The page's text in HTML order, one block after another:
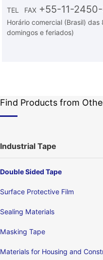
TEL FAX +55-11-
Horário comercial (Brasil)
domingos e feriados)
Find Products from
Industrial Tape
Double Sided Tape
Surface Protective Film
Sealing Materials
Masking Tape
Materials for Housing and